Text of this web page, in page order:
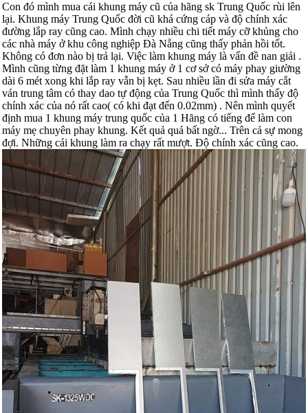
Con đó mình mua cái khung máy cũ của hãng sk Trung Quốc rùi lên
lại. Khung máy Trung Quốc đời cũ khá cứng cáp và độ chính xác
đường lắp ray cũng cao. Mình chạy nhiều chi tiết máy cỡ khủng cho
các nhà máy ở khu công nghiệp Đà Nẵng cũng thấy phản hồi tốt.
Không có đơn nào bị trả lại. Việc làm khung máy là vấn đề nan giải .
Mình cũng từng đặt làm 1 khung máy ở 1 cơ sở có máy phay giường
dài 6 mét xong khi lắp ray vẫn bị kẹt. Sau nhiều lần đi sửa máy cắt
ván trung tâm có thay dao tự động của Trung Quốc thì mình thấy độ
chính xác của nó rất cao( có khi đạt đến 0.02mm) . Nên mình quyết
định mua 1 khung máy trung quốc của 1 Hãng có tiếng để làm con
máy mẹ chuyên phay khung. Kết quả quá bất ngờ... Trên cả sự mong
đợi. Những cái khung làm ra chạy rất mượt. Độ chính xác cũng cao.